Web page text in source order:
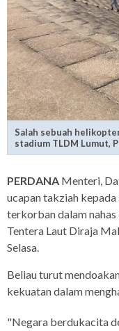
Salah sebuah
stadium TLDM Lumut,
PERDANA Menteri,
ucapan takziah kepada
terkorban dalam
Tentera Laut Diraja
Selasa.
Beliau turut
kekuatan dalam
"Negara berdukacita